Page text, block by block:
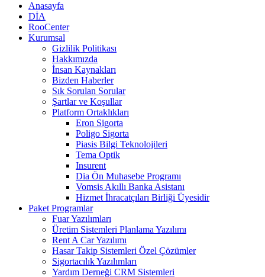
Anasayfa
DİA
RooCenter
Kurumsal
Gizlilik Politikası
Hakkımızda
İnsan Kaynakları
Bizden Haberler
Sık Sorulan Sorular
Şartlar ve Koşullar
Platform Ortaklıkları
Eron Sigorta
Poligo Sigorta
Piasis Bilgi Teknolojileri
Tema Optik
Insurent
Dia Ön Muhasebe Programı
Vomsis Akıllı Banka Asistanı
Hizmet İhracatçıları Birliği Üyesidir
Paket Programlar
Fuar Yazılımları
Üretim Sistemleri Planlama Yazılımı
Rent A Car Yazılımı
Hasar Takip Sistemleri Özel Çözümler
Sigortacılık Yazılımları
Yardım Derneği CRM Sistemleri